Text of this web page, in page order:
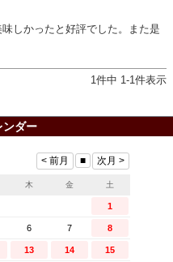
しかったと好評でした。また是
1件中 1-1件表示
ンダー